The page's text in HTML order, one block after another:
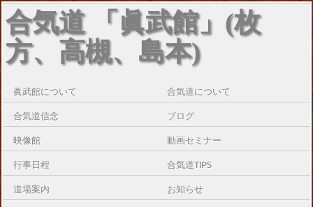
合気道 「眞武館」(枚
方、高槻、島本)
眞武館について 合気道について
合気道信念 ブログ
映像館 動画セミナー
行事日程 合気道TIPS
道場案内 お知らせ